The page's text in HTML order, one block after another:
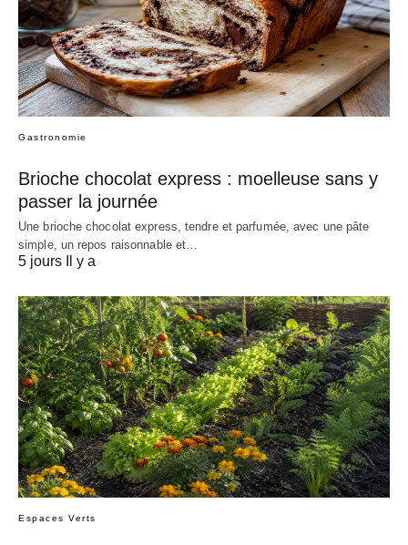
Gastronomie
Brioche chocolat express : moelleuse sans y
passer la journée
Une brioche chocolat express, tendre et parfumée, avec une pâte
simple, un repos raisonnable et…
5 jours Il y a
Espaces Verts